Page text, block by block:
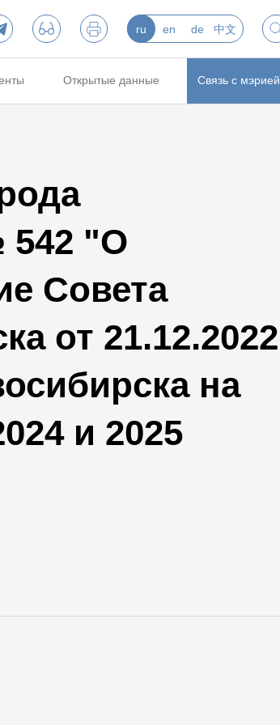
ru en de 中文
Открытые данные Связь с мэрией
542 "О
Совета
от 21.12.2022
на
и 2025